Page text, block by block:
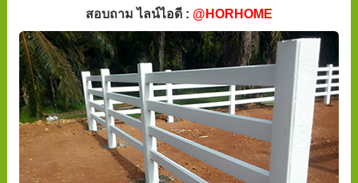
สอบถาม ไลน์ไอดี : @HORHOME